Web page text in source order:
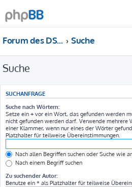
Forum des DS-Club Deutschland e.V. Suche
Suche
SUCHANFRAGE
Suche nach Wörtern:
Setze ein + vor ein Wort, das gefunden werden
nicht gefunden werden darf. Verwende mehrere
einer Klammer, wenn nur eines der Wörter
Platzhalter für teilweise Übereinstimmungen.
Nach allen Begriffen suchen oder Suche wie
Nach einem Begriff suchen
Zu suchender Autor:
Benutze ein * als Platzhalter für teilweise